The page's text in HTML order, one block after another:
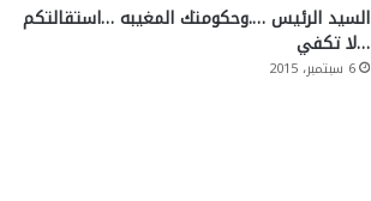
السيد الرئيس ….وحكومتك المغيبه …استقالتكم
…لا تكفي
6 سبتمبر، 2015